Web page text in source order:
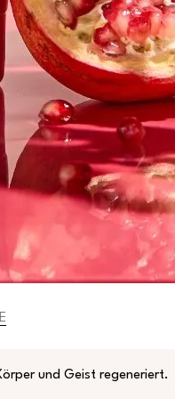
und Geist regeneriert.